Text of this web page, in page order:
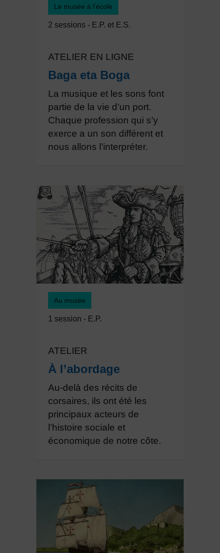
Le musée à l’école
2 sessions - E.P. et E.S.
ATELIER EN LIGNE
Baga eta Boga
La musique et les sons font
partie de la vie d’un port.
Chaque profession qui s’y
exerce a un son différent et
nous allons l’interpréter.
Au musée
1 session - E.P.
ATELIER
À l’abordage
Au-delà des récits de
corsaires, ils ont été les
principaux acteurs de
l’histoire sociale et
économique de notre côte.